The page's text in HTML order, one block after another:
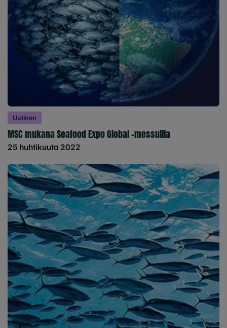
Uutinen
MSC mukana Seafood Expo Global -messuilla
25 huhtikuuta 2022